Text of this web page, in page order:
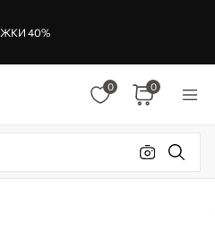
40%
0 0